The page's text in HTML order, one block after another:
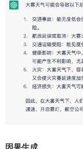
因果生成